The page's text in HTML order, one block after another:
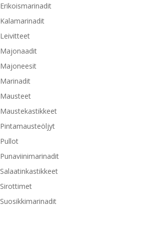
Erikoismarinadit
Kalamarinadit
Leivitteet
Majonaadit
Majoneesit
Marinadit
Mausteet
Maustekastikkeet
Pintamausteöljyt
Pullot
Punaviinimarinadit
Salaatinkastikkeet
Sirottimet
Suosikkimarinadit